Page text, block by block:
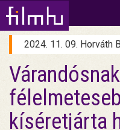
2024. 11. 09. Horváth
kíséretjárta